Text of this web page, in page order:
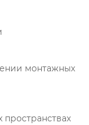
монтажных
пространствах